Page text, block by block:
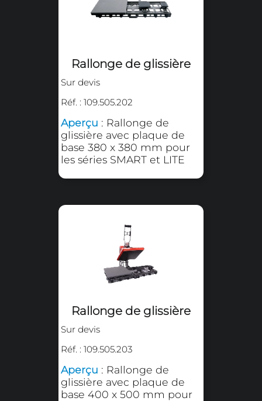
Housse de protection
pour plateau inférieur
Sur devis
Réf. : 109.425.10 / 109.425.15
protection pour plateau
inférieur en 380 x 380 mm
ou 400 x 500 mm